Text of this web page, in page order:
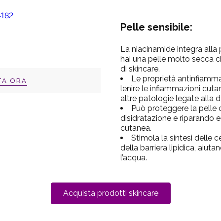
ORA
Pelle sensibile:
La niacinamide integra
hai una pelle molto secca
di skincare.
Le proprietà
lenire le infiammazioni
altre patologie legate alla
Può proteggere la pelle
disidratazione e riparando
cutanea.
Stimola la sintesi delle
della barriera lipidica,
l’acqua.
Acquista prodotti skincare